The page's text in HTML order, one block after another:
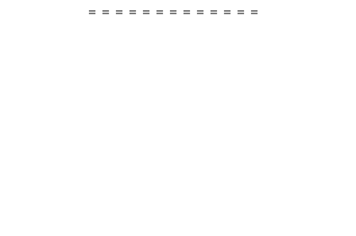
＝＝＝＝＝＝＝＝＝＝＝＝＝